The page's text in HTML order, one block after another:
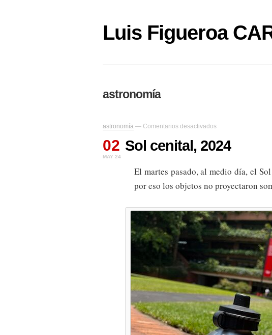
Luis Figueroa
astronomía
astronomía — Comentarios desactivados
cenital,
2024
02
MAY 24
Sol cenital, 2024
El martes pasado, al medio día, el
por eso los objetos no proyectaron